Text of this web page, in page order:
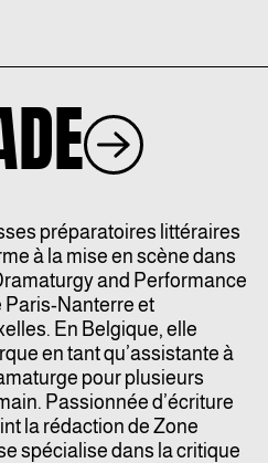
préparatoires littéraires
à la mise en scène dans
and Performance
Paris-Nanterre et
En Belgique, elle
en tant qu’assistante à
pour plusieurs
Passionnée d’écriture
la rédaction de Zone
spécialise dans la critique